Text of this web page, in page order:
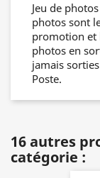
Jeu de
photos sont
promotion et
photos en
jamais
Poste.
16 autres
catégorie :